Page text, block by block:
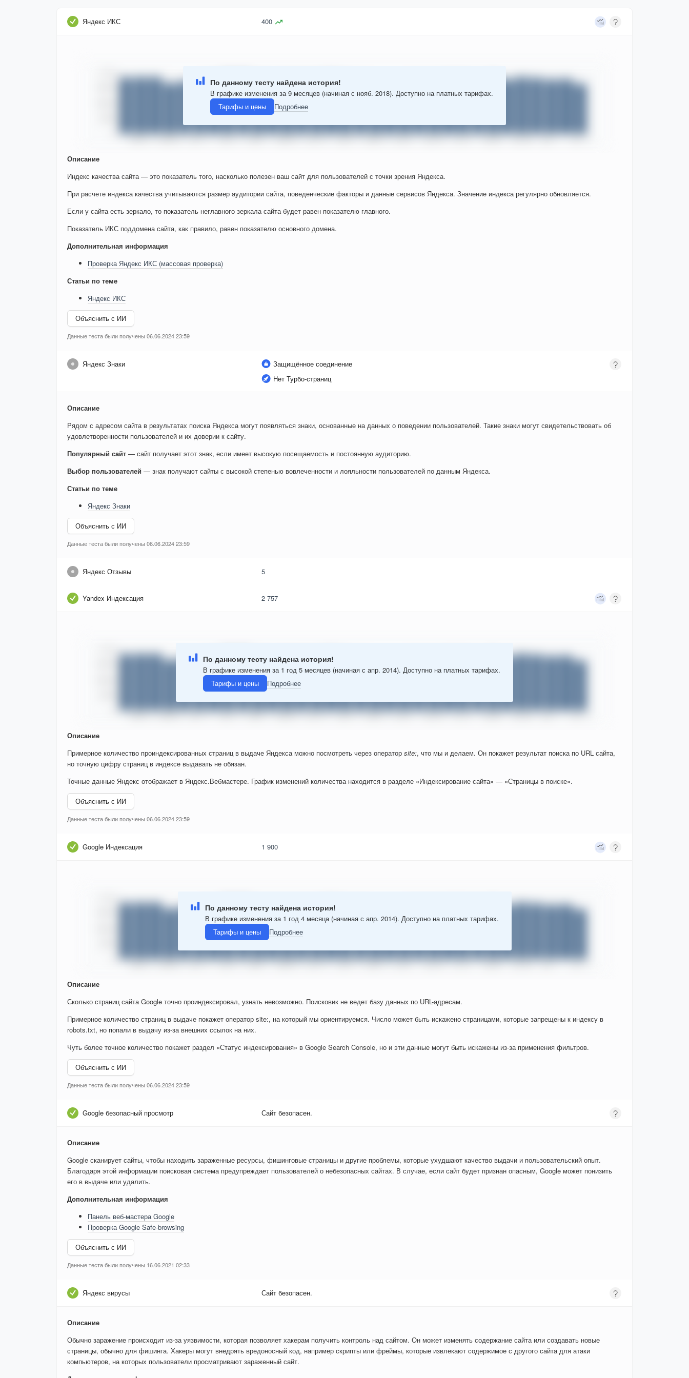
Яндекс ИКС 400
По данному тесту найдена история!
В графике изменения за 9 месяцев (начиная с нояб. 2018). Доступно на платных тарифах.
Тарифы и цены
Подробнее
Описание
Индекс качества сайта — это показатель того, насколько полезен ваш сайт для пользователей с точки зрения Яндекса.
При расчете индекса качества учитываются размер аудитории сайта, поведенческие факторы и данные сервисов Яндекса. Значение индекса регулярно обновляется.
Если у сайта есть зеркало, то показатель неглавного зеркала сайта будет равен показателю главного.
Показатель ИКС поддомена сайта, как правило, равен показателю основного домена.
Дополнительная информация
Проверка Яндекс ИКС (массовая проверка)
Статьи по теме
Яндекс ИКС
Объяснить с ИИ
Данные теста были получены 06.06.2024 23:59
Яндекс Знаки
Защищённое соединение
Нет Турбо-страниц
Описание
Рядом с адресом сайта в результатах поиска Яндекса могут появляться знаки, основанные на данных о поведении пользователей. Такие знаки могут свидетельствовать об
удовлетворенности пользователей и их доверии к сайту.
Популярный сайт — сайт получает этот знак, если имеет высокую посещаемость и постоянную аудиторию.
Выбор пользователей — знак получают сайты с высокой степенью вовлеченности и лояльности пользователей по данным Яндекса.
Статьи по теме
Яндекс Знаки
Объяснить с ИИ
Данные теста были получены 06.06.2024 23:59
Яндекс Отзывы 5
Yandex Индексация 2 757
По данному тесту найдена история!
В графике изменения за 1 год 5 месяцев (начиная с апр. 2014). Доступно на платных тарифах.
Тарифы и цены
Подробнее
Описание
Примерное количество проиндексированных страниц в выдаче Яндекса можно посмотреть через оператор site:, что мы и делаем. Он покажет результат поиска по URL сайта,
но точную цифру страниц в индексе выдавать не обязан.
Точные данные Яндекс отображает в Яндекс.Вебмастере. График изменений количества находится в разделе «Индексирование сайта» — «Страницы в поиске».
Объяснить с ИИ
Данные теста были получены 06.06.2024 23:59
Google Индексация 1 900
По данному тесту найдена история!
В графике изменения за 1 год 4 месяца (начиная с апр. 2014). Доступно на платных тарифах.
Тарифы и цены
Подробнее
Описание
Сколько страниц сайта Google точно проиндексировал, узнать невозможно. Поисковик не ведет базу данных по URL-адресам.
Примерное количество страниц в выдаче покажет оператор site:, на который мы ориентируемся. Число может быть искажено страницами, которые запрещены к индексу в
robots.txt, но попали в выдачу из-за внешних ссылок на них.
Чуть более точное количество покажет раздел «Статус индексирования» в Google Search Console, но и эти данные могут быть искажены из-за применения фильтров.
Объяснить с ИИ
Данные теста были получены 06.06.2024 23:59
Google безопасный просмотр Сайт безопасен.
Описание
Google сканирует сайты, чтобы находить зараженные ресурсы, фишинговые страницы и другие проблемы, которые ухудшают качество выдачи и пользовательский опыт.
Благодаря этой информации поисковая система предупреждает пользователей о небезопасных сайтах. В случае, если сайт будет признан опасным, Google может понизить
его в выдаче или удалить.
Дополнительная информация
Панель веб-мастера Google
Проверка Google Safe-browsing
Объяснить с ИИ
Данные теста были получены 16.06.2021 02:33
Яндекс вирусы Сайт безопасен.
Описание
Обычно заражение происходит из-за уязвимости, которая позволяет хакерам получить контроль над сайтом. Он может изменять содержание сайта или создавать новые
страницы, обычно для фишинга. Хакеры могут внедрять вредоносный код, например скрипты или фреймы, которые извлекают содержимое с другого сайта для атаки
компьютеров, на которых пользователи просматривают зараженный сайт.